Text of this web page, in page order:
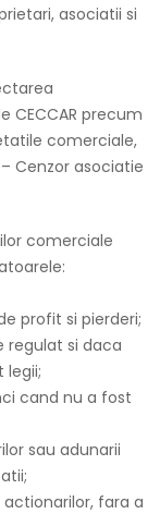
asociatii si
CECCAR precum
comerciale,
Cenzor asociatie
comerciale
profit si pierderi;
regulat si daca
cand nu a fost
sau adunarii
fara a